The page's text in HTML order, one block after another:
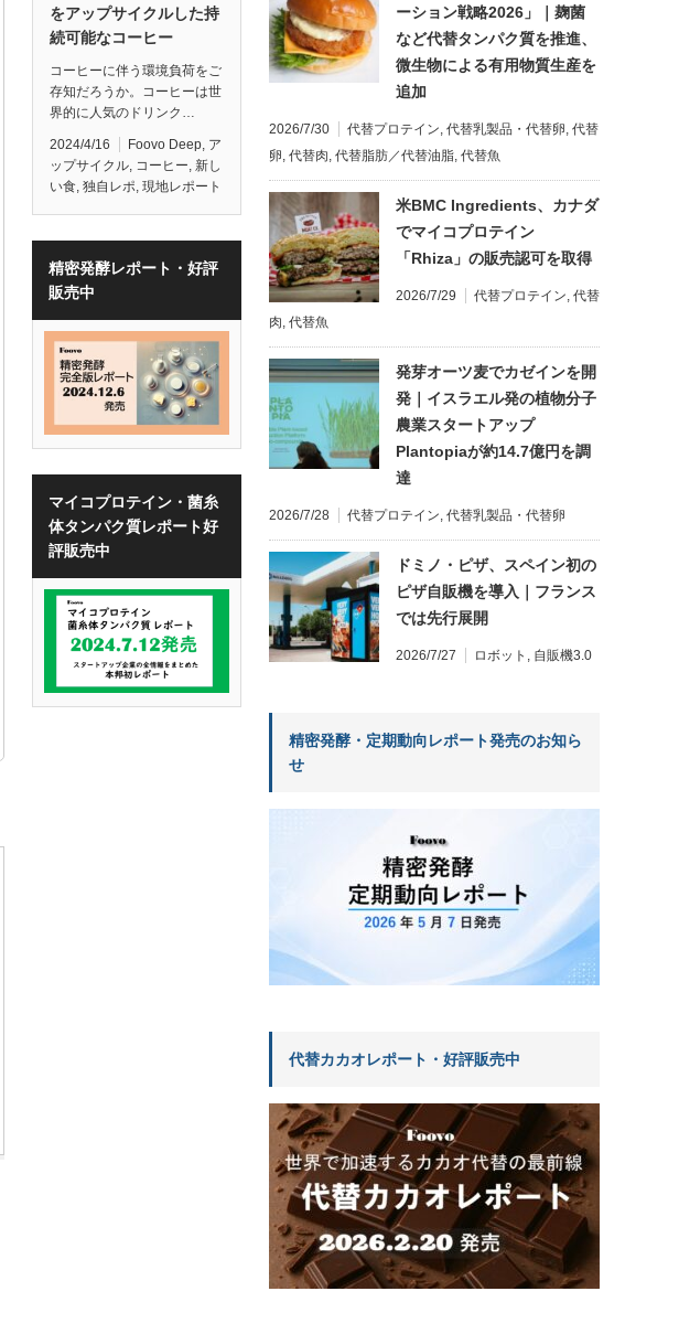
をアップサイクルした持
続可能なコーヒー
コーヒーに伴う環境負荷をご
存知だろうか。コーヒーは世
界的に人気のドリンク…
2024/4/16 Foovo Deep, ア
ップサイクル, コーヒー, 新し
い食, 独自レポ, 現地レポート
精密発酵レポート・好評
販売中
マイコプロテイン・菌糸
体タンパク質レポート好
評販売中
ーション戦略2026」｜麹菌
など代替タンパク質を推進、
微生物による有用物質生産を
追加
2026/7/30 代替プロテイン 代替乳製品・代替卵 代替
卵 代替肉 代替脂肪／代替油脂 代替魚
米BMC Ingredients、カナダ
でマイコプロテイン
「Rhiza」の販売認可を取得
2026/7/29 代替プロテイン 代替
肉 代替魚
発芽オーツ麦でカゼインを開
発｜イスラエル発の植物分子
農業スタートアップ
Plantopiaが約14.7億円を調
達
2026/7/28 代替プロテイン 代替乳製品・代替卵
ドミノ・ピザ、スペイン初の
ピザ自販機を導入｜フランス
では先行展開
2026/7/27 ロボット 自販機3.0
精密発酵・定期動向レポート発売のお知ら
せ
代替カカオレポート・好評販売中